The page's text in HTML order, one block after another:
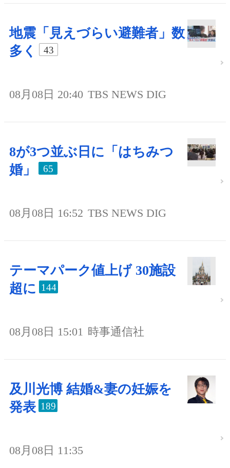
地震「見えづらい避難者」数
多く
43
08月08日 20:40 TBS NEWS DIG
8が3つ並ぶ日に「はちみつ
婚」
65
08月08日 16:52 TBS NEWS DIG
テーマパーク値上げ 30施設
超に 144
08月08日 15:01 時事通信社
及川光博 結婚&妻の妊娠を
発表 189
08月08日 11:35